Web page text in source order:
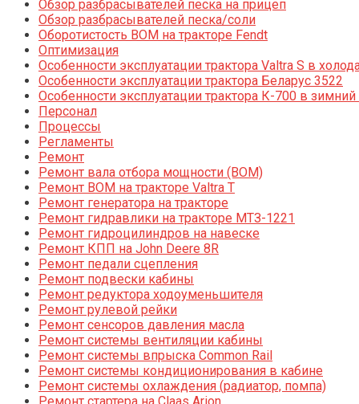
Обзор разбрасывателей песка на прицеп
Обзор разбрасывателей песка/соли
Оборотистость ВОМ на тракторе Fendt
Оптимизация
Особенности эксплуатации трактора Valtra S в
Особенности эксплуатации трактора Беларус 3522
Особенности эксплуатации трактора К-700 в
Персонал
Процессы
Регламенты
Ремонт
Ремонт вала отбора мощности (ВОМ)
Ремонт ВОМ на тракторе Valtra T
Ремонт генератора на тракторе
Ремонт гидравлики на тракторе МТЗ-1221
Ремонт гидроцилиндров на навеске
Ремонт КПП на John Deere 8R
Ремонт педали сцепления
Ремонт подвески кабины
Ремонт редуктора ходоуменьшителя
Ремонт рулевой рейки
Ремонт сенсоров давления масла
Ремонт системы вентиляции кабины
Ремонт системы впрыска Common Rail
Ремонт системы кондиционирования в кабине
Ремонт системы охлаждения (радиатор, помпа)